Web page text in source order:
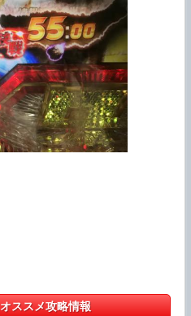
オススメ攻略情報